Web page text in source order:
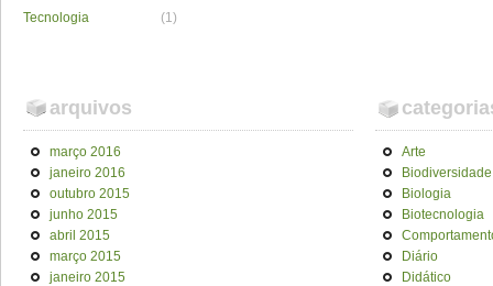
Tecnologia
(1)
arquivos
março 2016
janeiro 2016
outubro 2015
junho 2015
abril 2015
março 2015
janeiro 2015
Arte
Biodiversidade
Biologia
Biotecnologia
Diário
Didático